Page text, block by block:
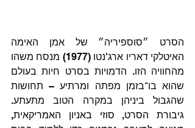
שהגבול ביניהן במקרה הטוב מתעתע.